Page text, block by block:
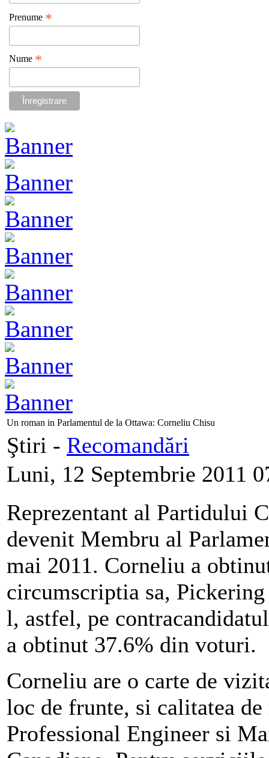
Prenume *
Nume *
Un roman in Parlamentul de la Ottawa: Corneliu Chisu
Ştiri - Recomandări
Luni, 12 Septembrie 2011
Reprezentant al Partidului
devenit Membru al
mai 2011. Corneliu a
circumscriptia sa,
l, astfel, pe
a obtinut 37.6% din voturi.
Corneliu are o carte de
loc de frunte, si calitatea
Professional Engineer si